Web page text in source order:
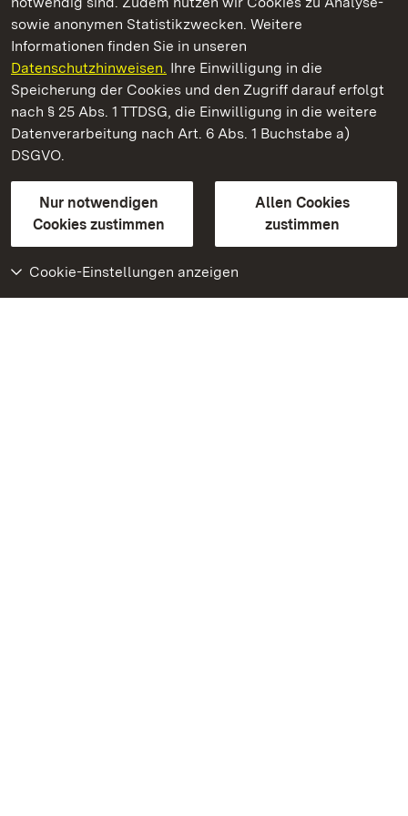
sowie anonymen Statistikzwecken. Weitere
Informationen finden Sie in unseren
Datenschutzhinweisen. Ihre Einwilligung in die
Speicherung der Cookies und den Zugriff darauf erfolgt
nach § 25 Abs. 1 TTDSG, die Einwilligung in die weitere
Datenverarbeitung nach Art. 6 Abs. 1 Buchstabe a)
DSGVO.
Nur notwendigen
Cookies zustimmen
Allen Cookies
zustimmen
Cookie-Einstellungen anzeigen
Residenzschloss Ludwigsburg
Staatliche Schlösser und Gärten Baden-Württemberg
Kontakt
GebärdenspracheLeichte Sprache
Erklärung zur Barrierefreiheit
BITV-konform (geprüfte Seiten)
Weiteres